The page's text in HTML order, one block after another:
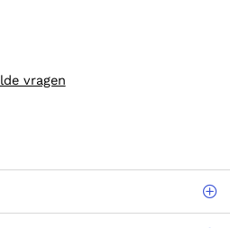
vragen